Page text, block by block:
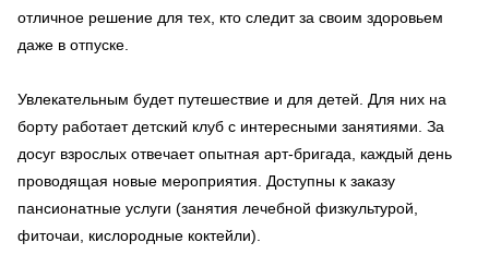
отличное решение для тех, кто следит за своим здоровьем
даже в отпуске.
Увлекательным будет путешествие и для детей. Для них на
борту работает детский клуб с интересными занятиями. За
досуг взрослых отвечает опытная арт-бригада, каждый день
проводящая новые мероприятия. Доступны к заказу
пансионатные услуги (занятия лечебной физкультурой,
фиточаи, кислородные коктейли).